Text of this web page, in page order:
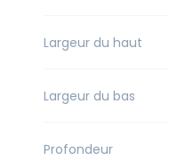
Largeur du haut
Largeur du bas
Profondeur